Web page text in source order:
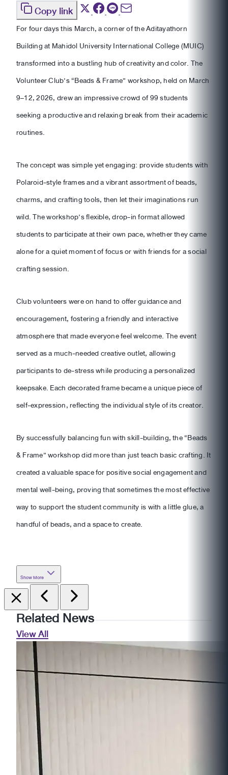
Copy link
For four days this March, a corner of the Aditayathorn
Building at Mahidol University International College (MUIC)
transformed into a bustling hub of creativity and color. The
Volunteer Club’s “Beads & Frame” workshop, held on March
9–12, 2026, drew an impressive crowd of 99 students
seeking a productive and relaxing break from their academic
routines.
The concept was simple yet engaging: provide students with
Polaroid-style frames and a vibrant assortment of beads,
charms, and crafting tools, then let their imaginations run
wild. The workshop’s flexible, drop-in format allowed
students to participate at their own pace, whether they came
alone for a quiet moment of focus or with friends for a social
crafting session.
Club volunteers were on hand to offer guidance and
encouragement, fostering a friendly and interactive
atmosphere that made everyone feel welcome. The event
served as a much-needed creative outlet, allowing
participants to de-stress while producing a personalized
keepsake. Each decorated frame became a unique piece of
self-expression, reflecting the individual style of its creator.
By successfully balancing fun with skill-building, the “Beads
& Frame” workshop did more than just teach basic crafting. It
created a valuable space for positive social engagement and
mental well-being, proving that sometimes the most effective
way to support the student community is with a little glue, a
handful of beads, and a space to create.
Show More
Related News
View All